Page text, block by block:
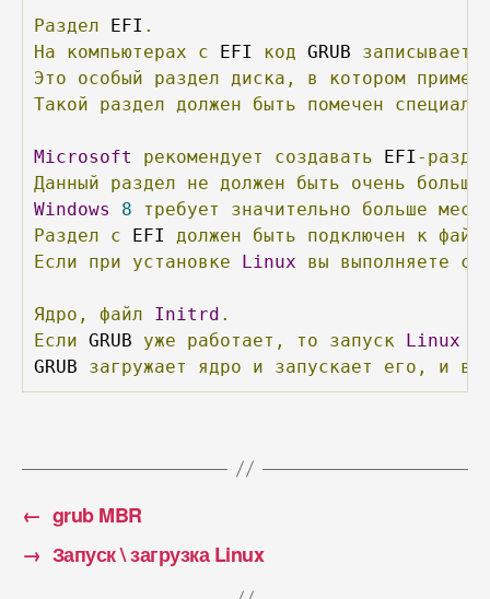
Раздел EFI .
На
компьютерах с EFI код GRUB
Это
особый раздел диска, в котором
Такой
раздел должен быть помечен
Microsoft рекомендует создавать EFI -
Данный
раздел не должен быть очень
Windows
8 требует значительно больше
Раздел
с EFI должен быть подключен к
Если
при установке Linux вы выполняете
Ядро, файл Initrd .
Если GRUB уже работает, то запуск Linux
GRUB загружает ядро и запускает его, и в
← grub MBR
→ Запуск \ загрузка Linux